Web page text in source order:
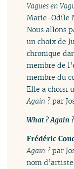
Vagues en
Marie-Odile
Nous allons
un choix de
chronique
membre de
membre du
Elle a choisi
Again ? par
What ? Again ?
Frédéric
Again ? par
nom